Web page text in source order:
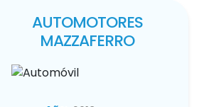
AUTOMOTORES
MAZZAFERRO